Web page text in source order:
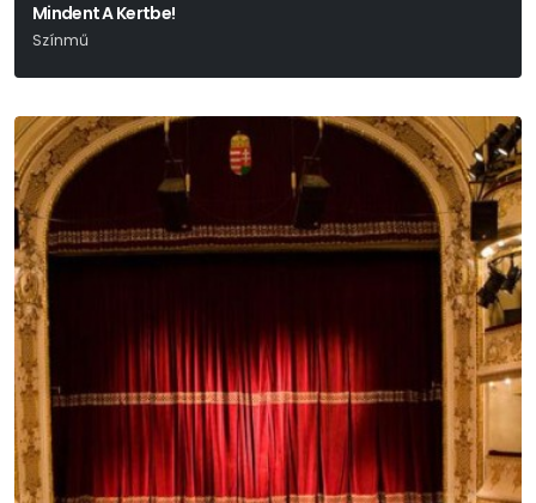
Mindent A Kertbe!
Színmű